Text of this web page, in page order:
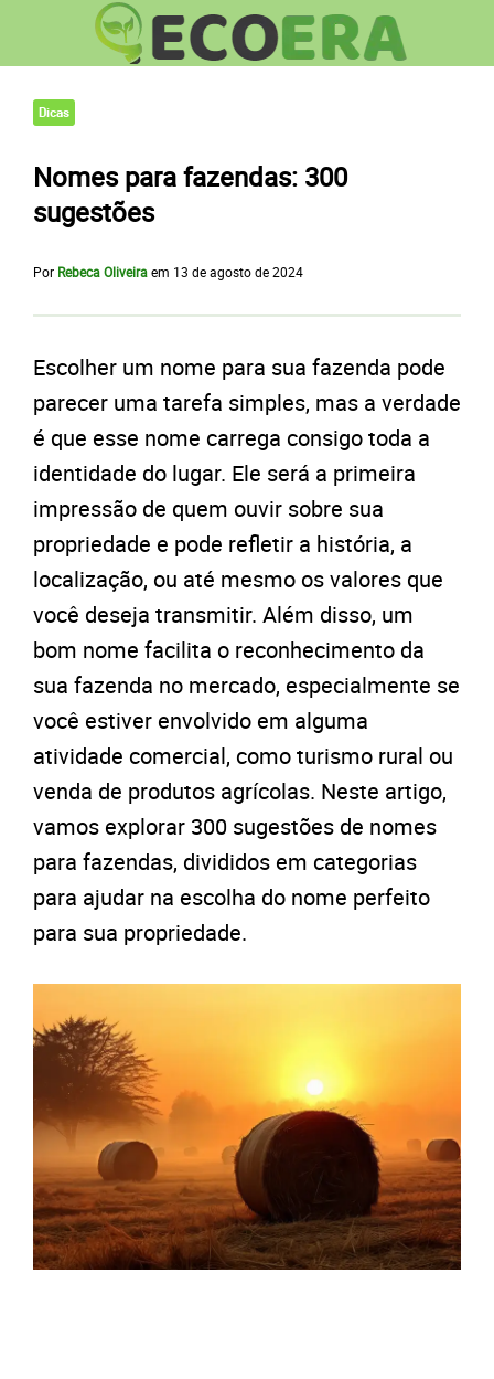
Dicas
Nomes para fazendas: 300
sugestões
Por Rebeca Oliveiraem 13 de agosto de 2024
Escolher um nome para sua fazenda pode
parecer uma tarefa simples, mas a verdade
é que esse nome carrega consigo toda a
identidade do lugar. Ele será a primeira
impressão de quem ouvir sobre sua
propriedade e pode refletir a história, a
localização, ou até mesmo os valores que
você deseja transmitir. Além disso, um
bom nome facilita o reconhecimento da
sua fazenda no mercado, especialmente se
você estiver envolvido em alguma
atividade comercial, como turismo rural ou
venda de produtos agrícolas. Neste artigo,
vamos explorar 300 sugestões de nomes
para fazendas, divididos em categorias
para ajudar na escolha do nome perfeito
para sua propriedade.